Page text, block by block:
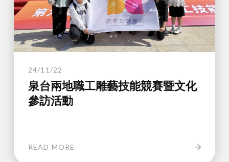
24/11/22
泉台兩地職工雕藝技能競賽暨文化
參訪活動
READ MORE